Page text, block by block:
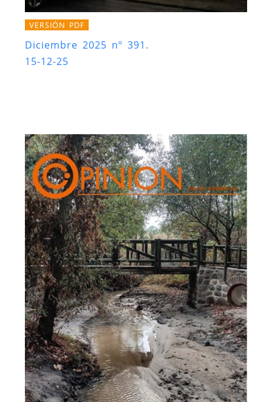
VERSIÓN PDF
Diciembre 2025 nº 391.
15-12-25